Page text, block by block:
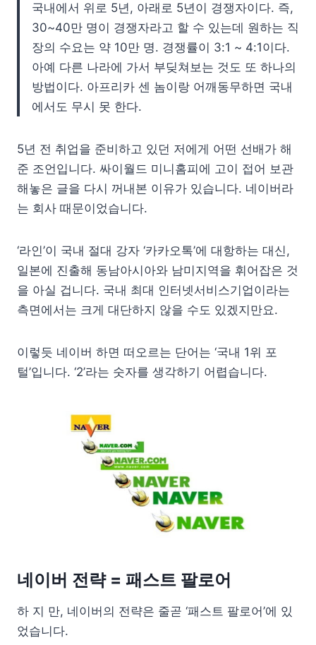
국내에서 위로 5년, 아래로 5년이 경쟁자이다. 즉,
30~40만 명이 경쟁자라고 할 수 있는데 원하는 직
장의 수요는 약 10만 명. 경쟁률이 3:1 ~ 4:1이다.
아예 다른 나라에 가서 부딪쳐보는 것도 또 하나의
방법이다. 아프리카 센 놈이랑 어깨동무하면 국내
에서도 무시 못 한다.
5년 전 취업을 준비하고 있던 저에게 어떤 선배가 해
준 조언입니다. 싸이월드 미니홈피에 고이 접어 보관
해놓은 글을 다시 꺼내본 이유가 있습니다. 네이버라
는 회사 때문이었습니다.
‘라인’이 국내 절대 강자 ‘카카오톡’에 대항하는 대신,
일본에 진출해 동남아시아와 남미지역을 휘어잡은 것
을 아실 겁니다. 국내 최대 인터넷서비스기업이라는
측면에서는 크게 대단하지 않을 수도 있겠지만요.
이렇듯 네이버 하면 떠오르는 단어는 ‘국내 1위 포
털’입니다. ‘2’라는 숫자를 생각하기 어렵습니다.
네이버 전략 = 패스트 팔로어
하 지 만, 네이버의 전략은 줄곧 ‘패스트 팔로어’에 있
었습니다.